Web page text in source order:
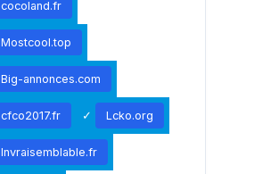
cocoland.fr
Mostcool.top
Big-annonces.com
cfco2017.fr Lcko.org
Invraisemblable.fr